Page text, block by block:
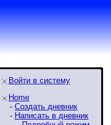
Войти в систему
Home
- Создать дневник
- Написать в дневник